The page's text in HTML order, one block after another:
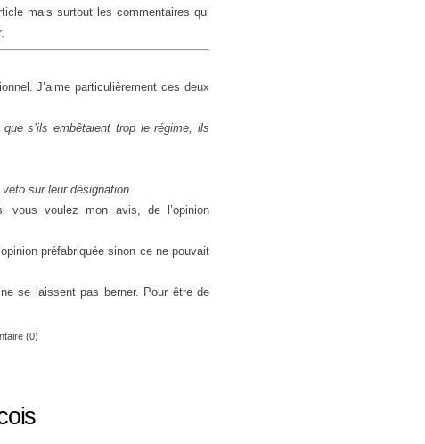
mais surtout les commentaires qui
J’aime particulièrement ces deux
s’ils embêtaient trop le régime, ils
sur leur désignation.
vous voulez mon avis, de l’opinion
préfabriquée sinon ce ne pouvait
se laissent pas berner. Pour être de
(0)